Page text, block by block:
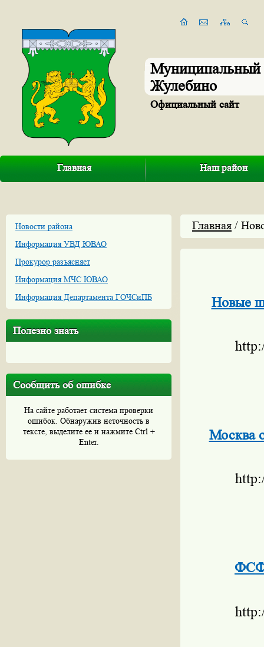
Муниципальный
Жулебино
Официальный сайт
Главная Наш район
Новости района
Информация УВД ЮВАО
Прокурор разъясняет
Информация МЧС ЮВАО
Информация Департамента ГОЧСиПБ
Полезно знать
Сообщить об ошибке
На сайте работает система проверки
ошибок. Обнаружив неточность в
тексте, выделите ее и нажмите Ctrl +
Enter.
Главная /
Новые
Москва